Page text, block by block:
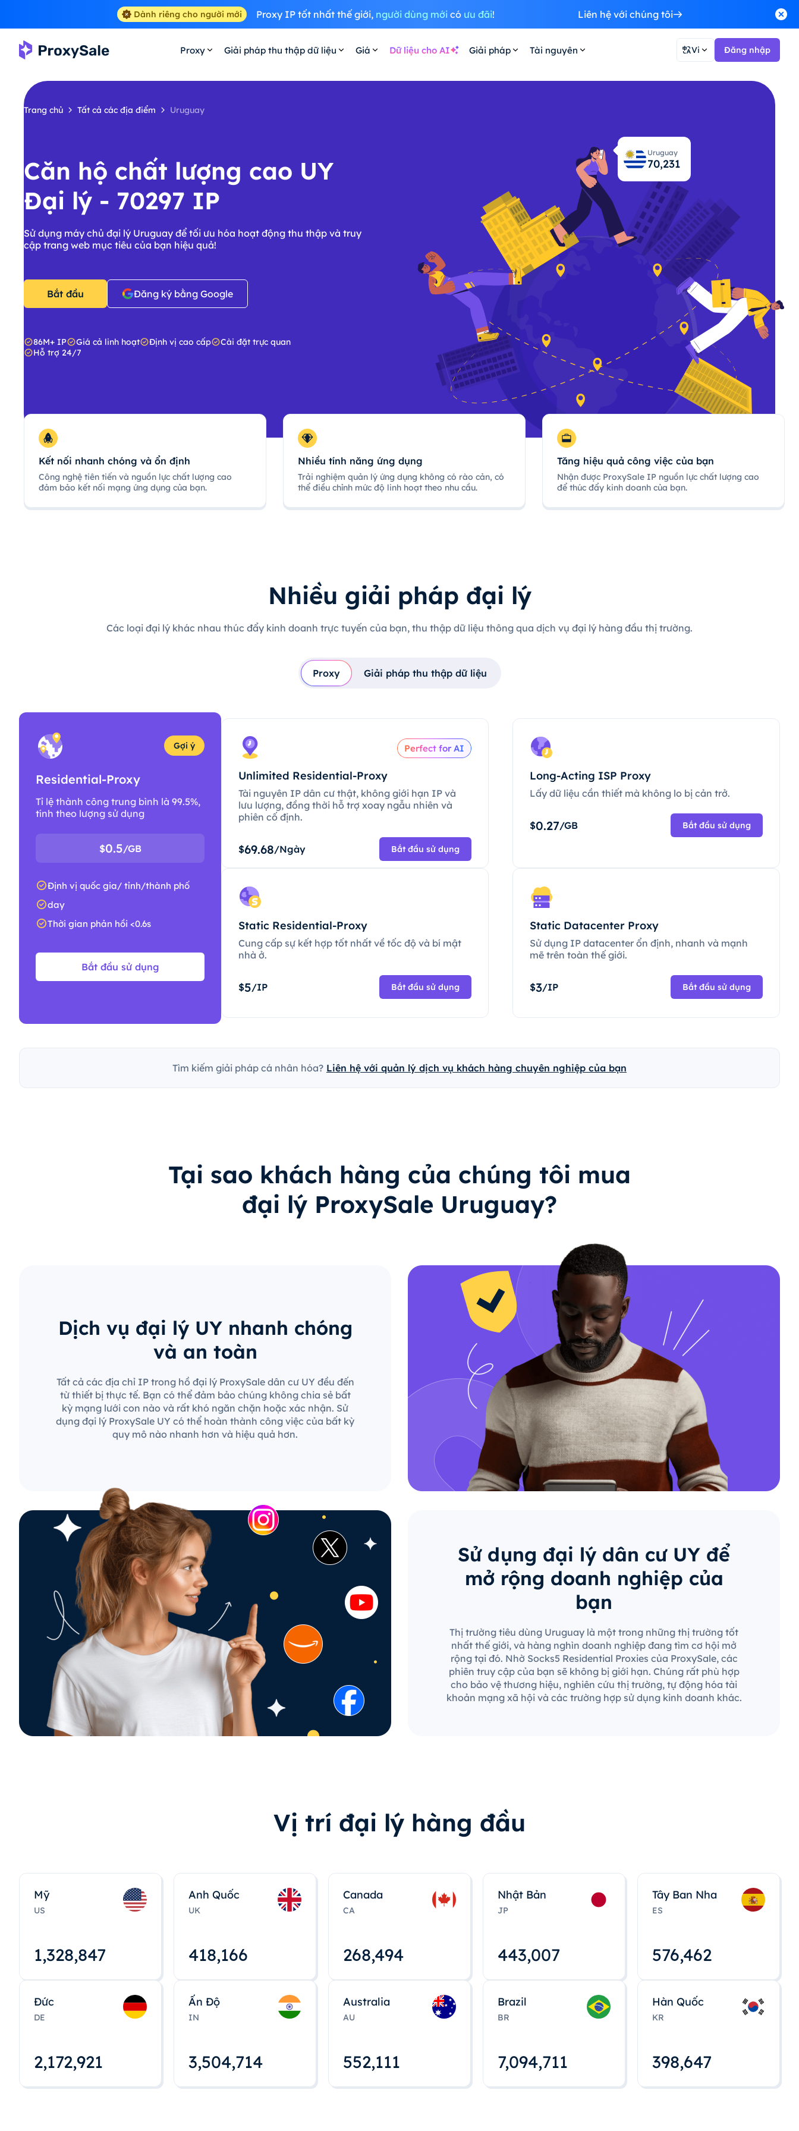
Dành riêng cho người mới Proxy IP tốt nhất thế giới, người dùng mớicó ưu đãi! Liên hệ với chúng tôi
Proxy Giải pháp thu thập dữ liệu Giá Dữ liệu cho AI Giải pháp Tài nguyên Vi Đăng nhập
Trang chủ Tất cả các địa điểm Uruguay
Căn hộ chất lượng cao UY
Đại lý - 70297 IP
Sử dụng máy chủ đại lý Uruguay để tối ưu hóa hoạt động thu thập và truy
cập trang web mục tiêu của bạn hiệu quả!
Bắt đầu Đăng ký bằng Google
86M+ IP Giá cả linh hoạt Định vị cao cấp
Cài đặt trực quan
Hỗ trợ 24/7
Uruguay
70,297
Kết nối nhanh chóng và ổn định
Công nghệ tiên tiến và nguồn lực chất lượng cao
đảm bảo kết nối mạng ứng dụng của bạn.
Nhiều tính năng ứng dụng
Trải nghiệm quản lý ứng dụng không có rào cản, có
thể điều chỉnh mức độ linh hoạt theo nhu cầu.
Tăng hiệu quả công việc của bạn
Nhận được ProxySale IP nguồn lực chất lượng cao
để thúc đẩy kinh doanh của bạn.
Nhiều giải pháp đại lý
Các loại đại lý khác nhau thúc đẩy kinh doanh trực tuyến của bạn, thu thập dữ liệu thông qua dịch vụ đại lý hàng đầu thị trường.
Proxy Giải pháp thu thập dữ liệu
Gợi ý
Residential-Proxy
Tỉ lệ thành công trung bình là 99.5%,
tính theo lượng sử dụng
$0.5/GB
Định vị quốc gia/ tỉnh/thành phố
day
Thời gian phản hồi <0.6s
Bắt đầu sử dụng
Perfect for AI
Unlimited Residential-Proxy
Tài nguyên IP dân cư thật, không giới hạn IP và
lưu lượng, đồng thời hỗ trợ xoay ngẫu nhiên và
phiên cố định.
$69.68/Ngày Bắt đầu sử dụng
Long-Acting ISP Proxy
Lấy dữ liệu cần thiết mà không lo bị cản trở.
$0.27/GB Bắt đầu sử dụng
Static Residential-Proxy
Cung cấp sự kết hợp tốt nhất về tốc độ và bí mật
nhà ở.
$5/IP Bắt đầu sử dụng
Static Datacenter Proxy
Sử dụng IP datacenter ổn định, nhanh và mạnh
mẽ trên toàn thế giới.
$3/IP Bắt đầu sử dụng
Tìm kiếm giải pháp cá nhân hóa? Liên hệ với quản lý dịch vụ khách hàng chuyên nghiệp của bạn
Tại sao khách hàng của chúng tôi mua
đại lý ProxySale Uruguay?
Dịch vụ đại lý UY nhanh chóng
và an toàn
Tất cả các địa chỉ IP trong hồ đại lý ProxySale dân cư UY đều đến
từ thiết bị thực tế. Bạn có thể đảm bảo chúng không chia sẻ bất
kỳ mạng lưới con nào và rất khó ngăn chặn hoặc xác nhận. Sử
dụng đại lý ProxySale UY có thể hoàn thành công việc của bất kỳ
quy mô nào nhanh hơn và hiệu quả hơn.
Sử dụng đại lý dân cư UY để
mở rộng doanh nghiệp của
bạn
Thị trường tiêu dùng Uruguay là một trong những thị trường tốt
nhất thế giới, và hàng nghìn doanh nghiệp đang tìm cơ hội mở
rộng tại đó. Nhờ Socks5 Residential Proxies của ProxySale, các
phiên truy cập của bạn sẽ không bị giới hạn. Chúng rất phù hợp
cho bảo vệ thương hiệu, nghiên cứu thị trường, tự động hóa tài
khoản mạng xã hội và các trường hợp sử dụng kinh doanh khác.
Vị trí đại lý hàng đầu
Mỹ
US
1,328,848
Anh Quốc
UK
418,167
Canada
CA
268,495
Nhật Bản
JP
443,008
Tây Ban Nha
ES
576,463
Đức
DE
2,172,922
Ấn Độ
IN
3,504,715
Australia
AU
552,112
Brazil
BR
7,094,712
Hàn Quốc
KR
398,648